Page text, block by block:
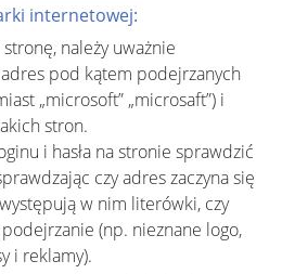
internetowej:
należy uważnie
pod kątem podejrzanych
„microsoft” „microsaft”) i
stron.
i hasła na stronie sprawdzić
czy adres zaczyna się
w nim literówki, czy
(np. nieznane logo,
i reklamy).